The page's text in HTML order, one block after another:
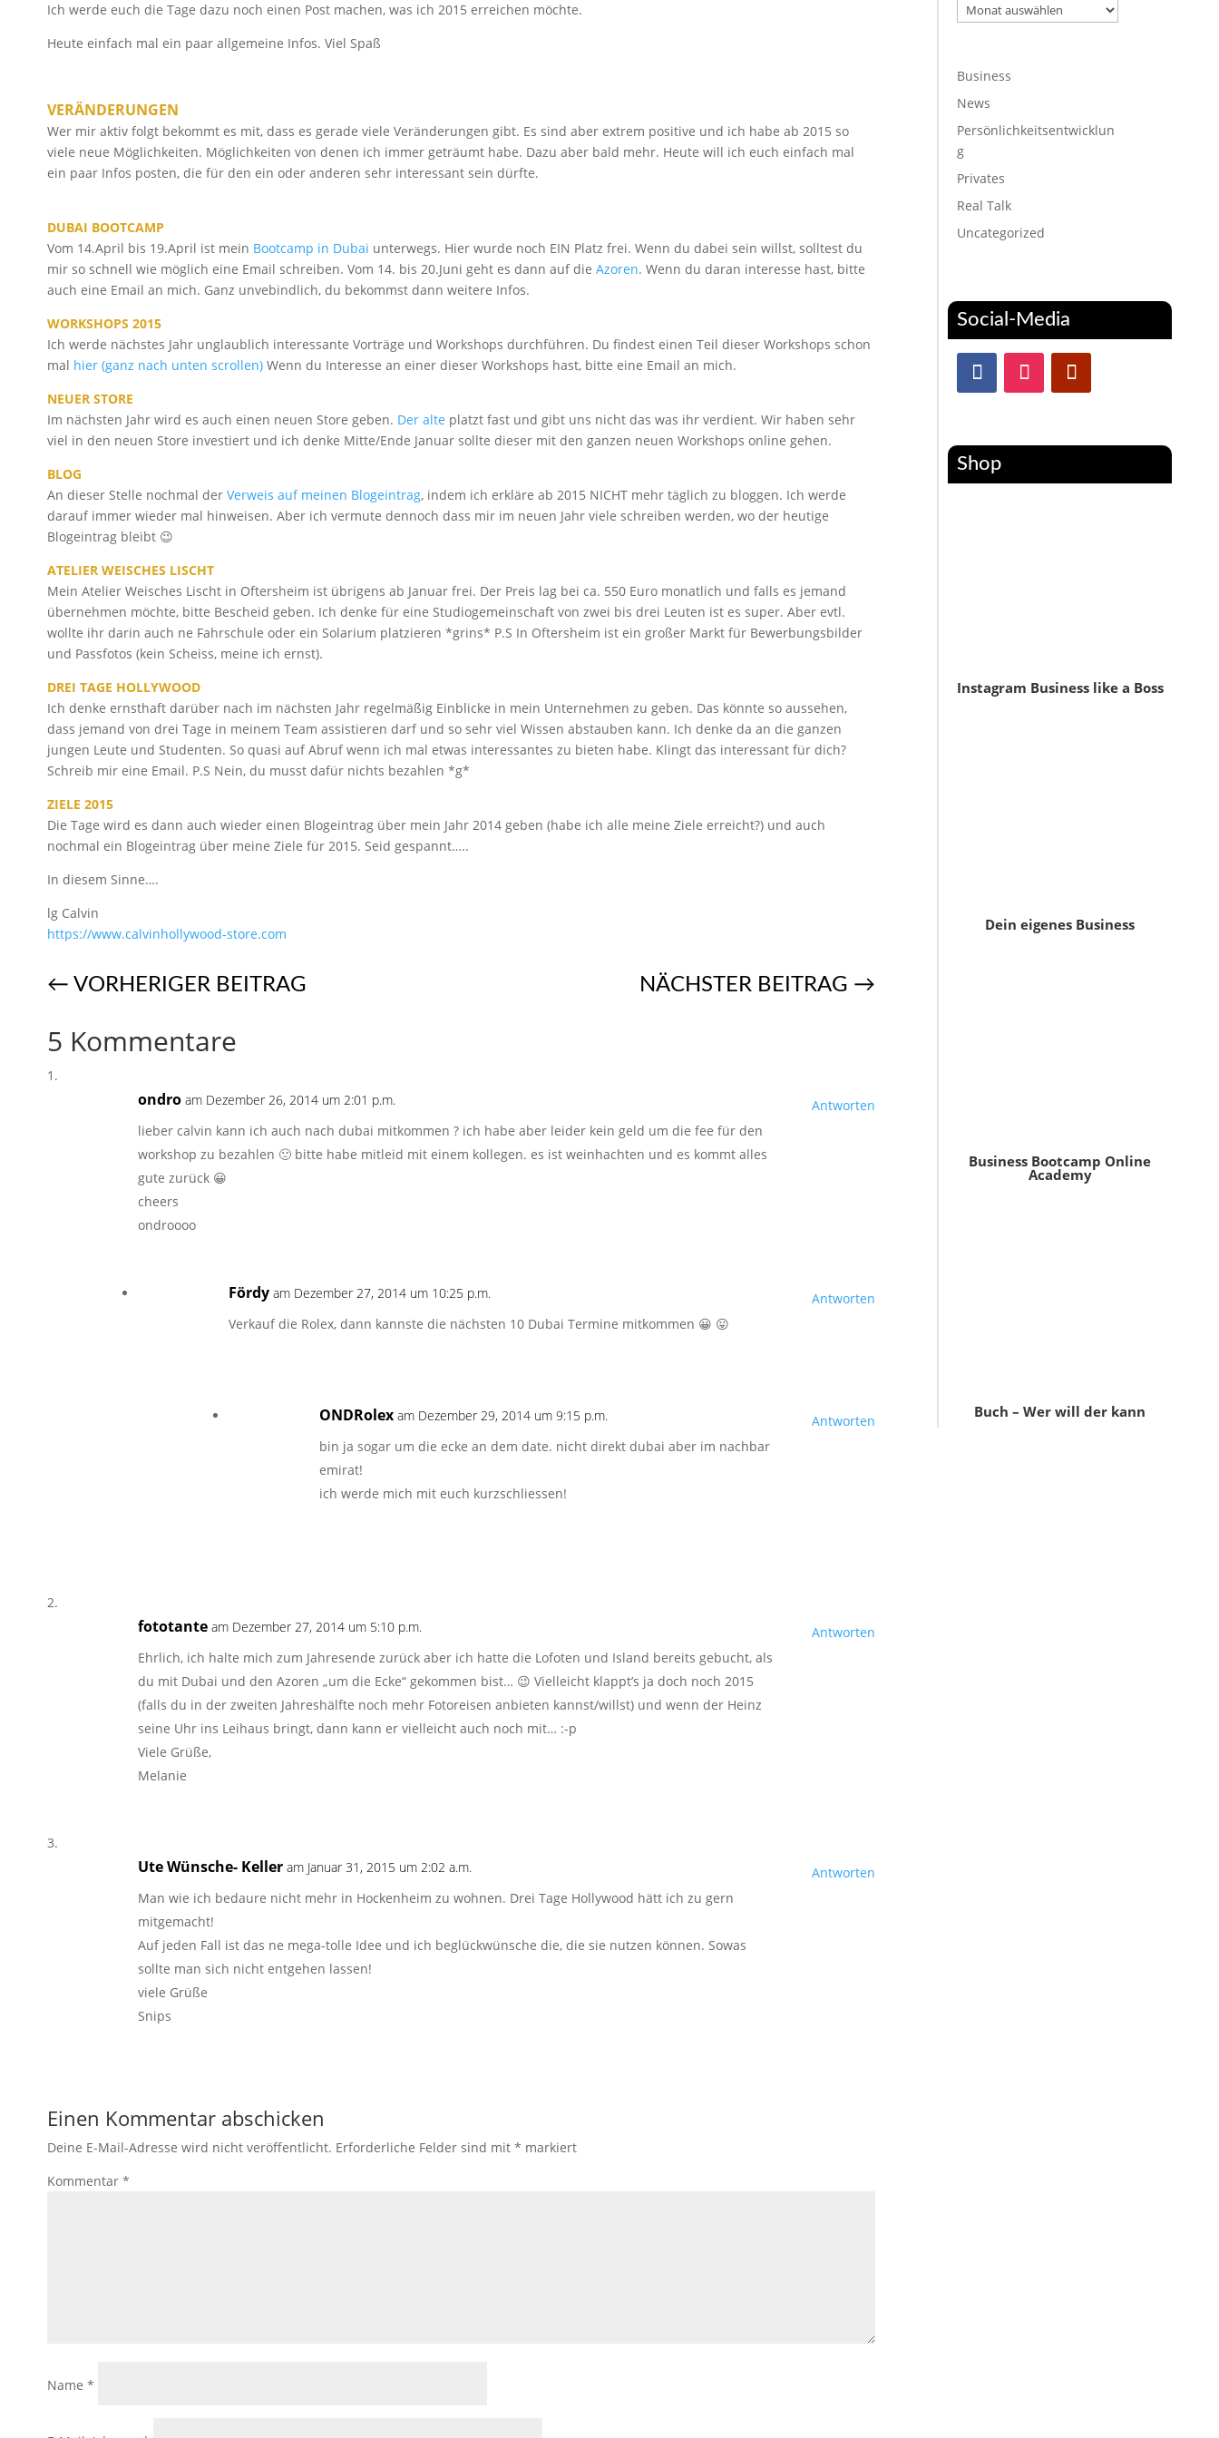
Ich werde euch die Tage dazu noch einen Post machen, was ich 2015 erreichen möchte.
Heute einfach mal ein paar allgemeine Infos. Viel Spaß
VERÄNDERUNGEN
Wer mir aktiv folgt bekommt es mit, dass es gerade viele Veränderungen gibt. Es sind aber extrem positive und ich habe ab 2015 so
viele neue Möglichkeiten. Möglichkeiten von denen ich immer geträumt habe. Dazu aber bald mehr. Heute will ich euch einfach mal
ein paar Infos posten, die für den ein oder anderen sehr interessant sein dürfte.
DUBAI BOOTCAMP
Vom 14.April bis 19.April ist mein Bootcamp in Dubai unterwegs. Hier wurde noch EIN Platz frei. Wenn du dabei sein willst, solltest du
mir so schnell wie möglich eine Email schreiben. Vom 14. bis 20.Juni geht es dann auf die Azoren. Wenn du daran interesse hast, bitte
auch eine Email an mich. Ganz unvebindlich, du bekommst dann weitere Infos.
WORKSHOPS 2015
Ich werde nächstes Jahr unglaublich interessante Vorträge und Workshops durchführen. Du findest einen Teil dieser Workshops schon
mal hier (ganz nach unten scrollen) Wenn du Interesse an einer dieser Workshops hast, bitte eine Email an mich.
NEUER STORE
Im nächsten Jahr wird es auch einen neuen Store geben. Der alte platzt fast und gibt uns nicht das was ihr verdient. Wir haben sehr
viel in den neuen Store investiert und ich denke Mitte/Ende Januar sollte dieser mit den ganzen neuen Workshops online gehen.
BLOG
An dieser Stelle nochmal der Verweis auf meinen Blogeintrag, indem ich erkläre ab 2015 NICHT mehr täglich zu bloggen. Ich werde
darauf immer wieder mal hinweisen. Aber ich vermute dennoch dass mir im neuen Jahr viele schreiben werden, wo der heutige
Blogeintrag bleibt 😉
ATELIER WEISCHES LISCHT
Mein Atelier Weisches Lischt in Oftersheim ist übrigens ab Januar frei. Der Preis lag bei ca. 550 Euro monatlich und falls es jemand
übernehmen möchte, bitte Bescheid geben. Ich denke für eine Studiogemeinschaft von zwei bis drei Leuten ist es super. Aber evtl.
wollte ihr darin auch ne Fahrschule oder ein Solarium platzieren *grins* P.S In Oftersheim ist ein großer Markt für Bewerbungsbilder
und Passfotos (kein Scheiss, meine ich ernst).
DREI TAGE HOLLYWOOD
Ich denke ernsthaft darüber nach im nächsten Jahr regelmäßig Einblicke in mein Unternehmen zu geben. Das könnte so aussehen,
dass jemand von drei Tage in meinem Team assistieren darf und so sehr viel Wissen abstauben kann. Ich denke da an die ganzen
jungen Leute und Studenten. So quasi auf Abruf wenn ich mal etwas interessantes zu bieten habe. Klingt das interessant für dich?
Schreib mir eine Email. P.S Nein, du musst dafür nichts bezahlen *g*
ZIELE 2015
Die Tage wird es dann auch wieder einen Blogeintrag über mein Jahr 2014 geben (habe ich alle meine Ziele erreicht?) und auch
nochmal ein Blogeintrag über meine Ziele für 2015. Seid gespannt…..
In diesem Sinne….
lg Calvin
https://www.calvinhollywood-store.com
← VORHERIGER BEITRAG NÄCHSTER BEITRAG →
5 Kommentare
ondro am Dezember 26, 2014 um 2:01 p.m.
lieber calvin kann ich auch nach dubai mitkommen ? ich habe aber leider kein geld um die fee für den
workshop zu bezahlen 🙁 bitte habe mitleid mit einem kollegen. es ist weinhachten und es kommt alles
gute zurück 😀
cheers
ondroooo
Antworten
Fördy am Dezember 27, 2014 um 10:25 p.m.
Verkauf die Rolex, dann kannste die nächsten 10 Dubai Termine mitkommen 😀 😛
Antworten
ONDRolex am Dezember 29, 2014 um 9:15 p.m.
bin ja sogar um die ecke an dem date. nicht direkt dubai aber im nachbar
emirat!
ich werde mich mit euch kurzschliessen!
Antworten
fototante am Dezember 27, 2014 um 5:10 p.m.
Ehrlich, ich halte mich zum Jahresende zurück aber ich hatte die Lofoten und Island bereits gebucht, als
du mit Dubai und den Azoren „um die Ecke“ gekommen bist… 😉 Vielleicht klappt’s ja doch noch 2015
(falls du in der zweiten Jahreshälfte noch mehr Fotoreisen anbieten kannst/willst) und wenn der Heinz
seine Uhr ins Leihaus bringt, dann kann er vielleicht auch noch mit… :-p
Viele Grüße,
Melanie
Antworten
Ute Wünsche- Keller am Januar 31, 2015 um 2:02 a.m.
Man wie ich bedaure nicht mehr in Hockenheim zu wohnen. Drei Tage Hollywood hätt ich zu gern
mitgemacht!
Auf jeden Fall ist das ne mega-tolle Idee und ich beglückwünsche die, die sie nutzen können. Sowas
sollte man sich nicht entgehen lassen!
viele Grüße
Snips
Antworten
Einen Kommentar abschicken
Deine E-Mail-Adresse wird nicht veröffentlicht. Erforderliche Felder sind mit * markiert
Kommentar *
Name *
Archiv
Business
News
Persönlichkeitsentwicklun
g
Privates
Real Talk
Uncategorized
Social-Media
Shop
Instagram Business like a Boss
Dein eigenes Business
Business Bootcamp Online
Academy
Buch – Wer will der kann